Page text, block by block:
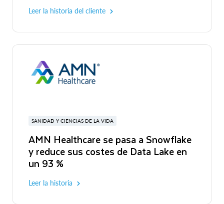
Leer la historia del cliente
SANIDAD Y CIENCIAS DE LA VIDA
AMN Healthcare se pasa a Snowflake
y reduce sus costes de Data Lake en
un 93 %
Leer la historia